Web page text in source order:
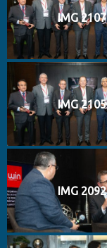
IMG 2107
IMG 2105
IMG 2092